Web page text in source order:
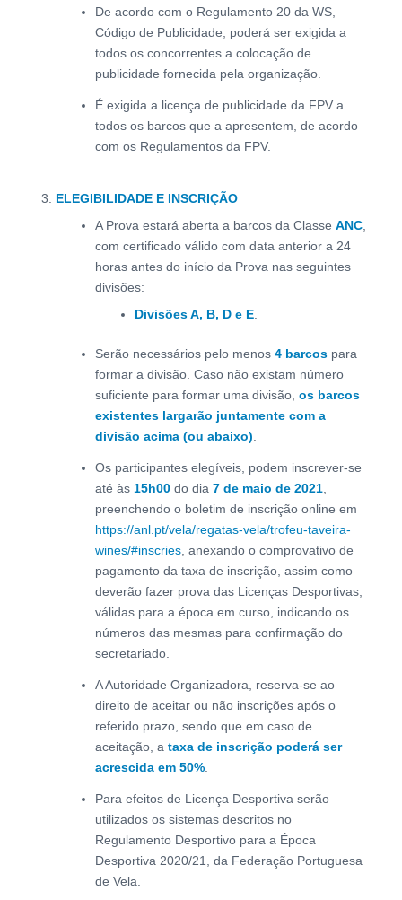
De acordo com o Regulamento 20 da WS,
Código de Publicidade, poderá ser exigida a
todos os concorrentes a colocação de
publicidade fornecida pela organização.
É exigida a licença de publicidade da FPV a
todos os barcos que a apresentem, de acordo
com os Regulamentos da FPV.
ELEGIBILIDADE E INSCRIÇÃO
A Prova estará aberta a barcos da Classe ANC,
com certificado válido com data anterior a 24
horas antes do início da Prova nas seguintes
divisões:
Divisões A, B, D e E.
Serão necessários pelo menos 4 barcospara
formar a divisão. Caso não existam número
suficiente para formar uma divisão, os barcos
existentes largarão juntamente com a
divisão acima (ou abaixo)
Os participantes elegíveis, podem inscrever-se
até às 15h00do dia 7 de maio de 2021,
preenchendo o boletim de inscrição online em
https://anl.pt/vela/regatas-vela/trofeu-taveira-
wines/#inscries, anexando o comprovativo de
pagamento da taxa de inscrição, assim como
deverão fazer prova das Licenças Desportivas,
válidas para a época em curso, indicando os
números das mesmas para confirmação do
secretariado.
A Autoridade Organizadora, reserva-se ao
direito de aceitar ou não inscrições após o
referido prazo, sendo que em caso de
aceitação, a taxa de inscrição poderá ser
acrescida em 50%.
Para efeitos de Licença Desportiva serão
utilizados os sistemas descritos no
Regulamento Desportivo para a Época
Desportiva 2020/21, da Federação Portuguesa
de Vela.